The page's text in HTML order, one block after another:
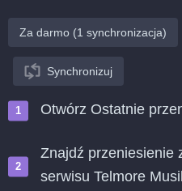
Za darmo (1 synchronizacja)
Synchronizuj
Otwórz Ostatnie
Znajdź przeniesienie
serwisu Telmore